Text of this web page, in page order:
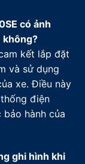
có ảnh
không?
kết lắp đặt
và sử dụng
xe. Điều này
điện
hành của
ghi hình khi